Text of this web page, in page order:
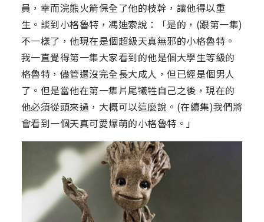
員，幸而浣熊火箭保全了他的枝幹，讓他得以重
生。談到小格魯特，馮迪索說：「是的，(跟第一集)
不一樣了，他現在是個超級天真無邪的小格魯特。
我一直覺得第一集大家看到的他是個大學生等級的
格魯特，儘管還沒完全長大成人，但已經是個男人
了。但是當他在第一集片尾犧牲自己之後，現在的
他必須從頭來過，大概可以這麼說。(在續集)我們將
會看到一個天真可愛爆萌的小格魯特。」